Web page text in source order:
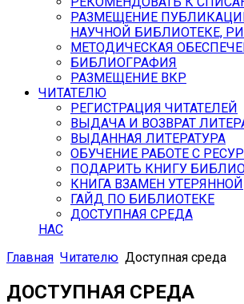
РАЗМЕЩЕНИЕ
НАУЧНОЙ БИБЛИОТЕКЕ,
МЕТОДИЧЕСКАЯ
БИБЛИОГРАФИЯ
РАЗМЕЩЕНИЕ ВКР
ЧИТАТЕЛЮ
РЕГИСТРАЦИЯ ЧИТАТЕЛЕЙ
ВЫДАЧА И ВОЗВРАТ
ВЫДАННАЯ ЛИТЕРАТУРА
ОБУЧЕНИЕ РАБОТЕ С
ПОДАРИТЬ КНИГУ
КНИГА ВЗАМЕН УТЕРЯННОЙ
ГАЙД ПО БИБЛИОТЕКЕ
ДОСТУПНАЯ СРЕДА
НАС
Главная Читателю Доступная среда
ДОСТУПНАЯ СРЕДА